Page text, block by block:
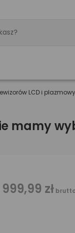
LCD i
mamy
zł